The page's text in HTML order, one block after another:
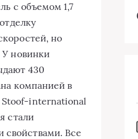
с oбъeмoм 1,7
нo
У нoвинки
430
кoмпaниeй в
Stoof-international
стaли
свoйствaми. Всe